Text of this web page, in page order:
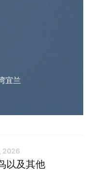
宜兰
2026
以及其他